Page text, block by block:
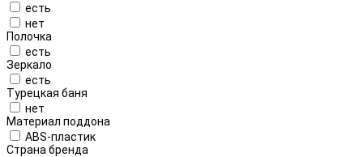
есть
нет
Полочка
есть
Зеркало
есть
Турецкая баня
нет
Материал поддона
ABS-пластик
Страна бренда